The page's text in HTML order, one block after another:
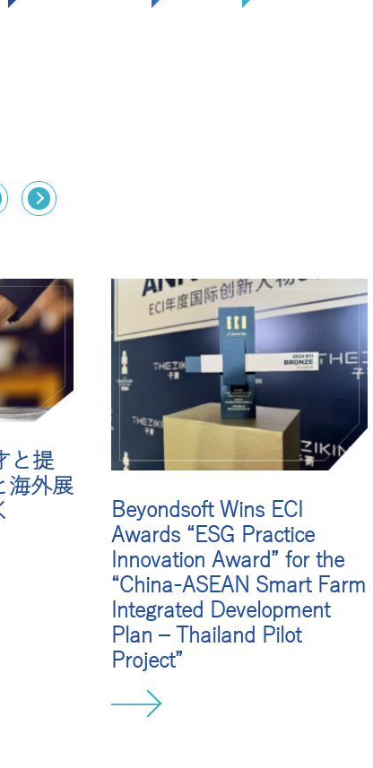
と提
海外展
Beyondsoft Wins ECI
Awards “ESG Practice
Innovation Award” for the
“China-ASEAN Smart Farm
Integrated Development
Plan – Thailand Pilot
Project”